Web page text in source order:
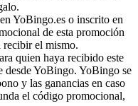
YoBingo.es o inscrito en
de esta promoción
recibir el mismo.
quien haya recibido este
desde YoBingo. YoBingo se
y las ganancias en caso
el código promocional,